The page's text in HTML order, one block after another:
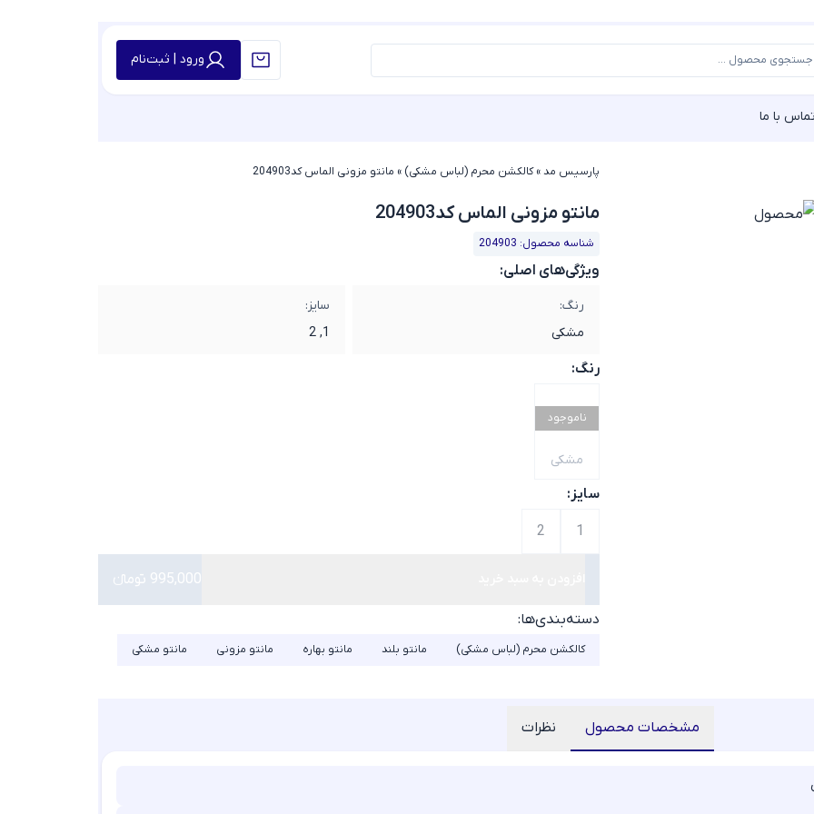
ورود | ثبت‌نام
تماس با ما
پارسیس مد»کالکشن محرم (لباس مشکی) » مانتو مزونی الماس کد204903
مانتو مزونی الماس کد204903
شناسه محصول: 204903
ویژگی‌های اصلی:
رنگ:
مشکی
سایز:
1, 2
رنگ:
ناموجود
مشکی
سایز:
1
2
995,000 تومانء
دسته‌بندی‌ها:
کالکشن محرم (لباس مشکی) مانتو بلند مانتو بهاره مانتو مزونی مانتو مشکی
مشخصات محصول نظرات